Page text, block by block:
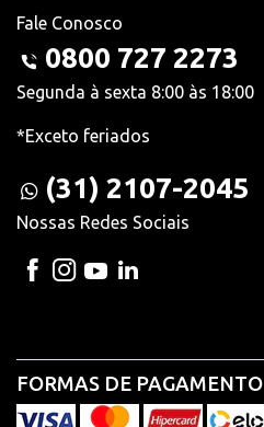
Fale Conosco
0800 727 2273
Segunda à sexta 8:00 às 18:00
*Exceto feriados
(31) 2107-2045
Nossas Redes Sociais
FORMAS DE PAGAMENTO